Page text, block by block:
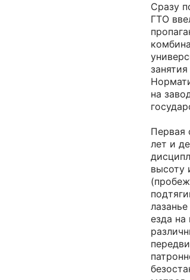
Сразу
ГТО
на
Первая
лет и
высоту
езда на